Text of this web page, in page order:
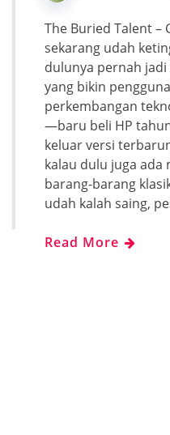
The Buried Talent –
sekarang udah
dulunya pernah
yang bikin
perkembangan
—baru beli HP
keluar versi
kalau dulu juga ada
barang-barang
udah kalah saing,
Read More